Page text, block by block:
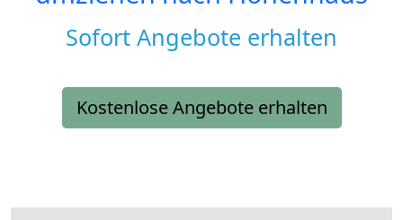
Sofort Angebote erhalten
Kostenlose Angebote erhalten